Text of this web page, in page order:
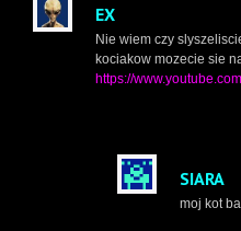
EX
Nie wiem czy
kociakow mozecie sie
https://
SIARA
moj kot